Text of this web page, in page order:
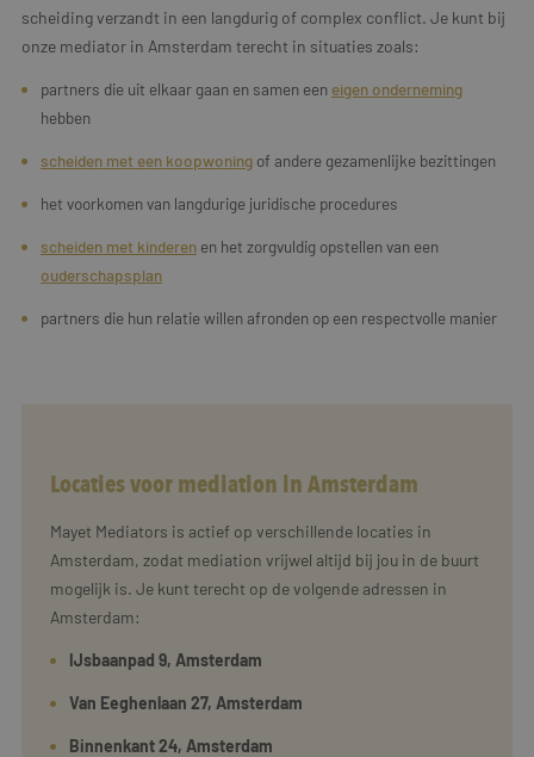
scheiding verzandt in een langdurig of complex conflict. Je kunt bij
onze mediator in Amsterdam terecht in situaties zoals:
partners die uit elkaar gaan en samen een eigen onderneming
hebben
scheiden met een koopwoning of andere gezamenlijke bezittingen
het voorkomen van langdurige juridische procedures
scheiden met kinderen en het zorgvuldig opstellen van een
ouderschapsplan
partners die hun relatie willen afronden op een respectvolle manier
Locaties voor mediation in Amsterdam
Mayet Mediators is actief op verschillende locaties in
Amsterdam, zodat mediation vrijwel altijd bij jou in de buurt
mogelijk is. Je kunt terecht op de volgende adressen in
Amsterdam:
IJsbaanpad 9, Amsterdam
Van Eeghenlaan 27, Amsterdam
Binnenkant 24, Amsterdam